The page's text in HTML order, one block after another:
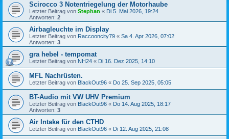
Scirocco 3 Notentriegelung der Motorhaube
Letzter Beitrag von Stephan « Di 5. Mai 2026, 19:24
Antworten: 2
Airbagleuchte im Display
Letzter Beitrag von Raccooncity79 « Sa 4. Apr 2026, 07:02
Antworten: 3
gra hebel - tempomat
Letzter Beitrag von NH24 « Di 16. Dez 2025, 14:10
MFL Nachrüsten.
Letzter Beitrag von BlackOut96 « Do 25. Sep 2025, 05:05
BT-Audio mit VW UHV Premium
Letzter Beitrag von BlackOut96 « Do 14. Aug 2025, 18:17
Antworten: 3
Air Intake für den CTHD
Letzter Beitrag von BlackOut96 « Di 12. Aug 2025, 21:08